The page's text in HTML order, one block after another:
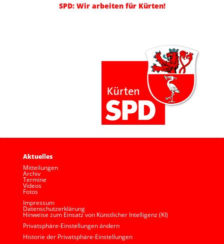
SPD: Wir arbeiten für Kürten!
Aktuelles
Mitteilungen
Archiv
Termine
Videos
Fotos
Impressum
Datenschutzerklärung
Hinweise zum Einsatz von Künstlicher Intelligenz (KI)
Privatsphäre-Einstellungen ändern
Historie der Privatsphäre-Einstellungen